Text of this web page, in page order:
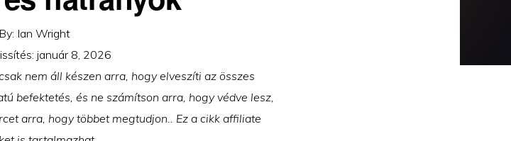
By: Ian Wright
január 8, 2026
nem áll készen arra, hogy elveszíti az összes
befektetés, és ne számítson arra, hogy védve lesz,
arra, hogy többet megtudjon.. Ez a cikk affiliate